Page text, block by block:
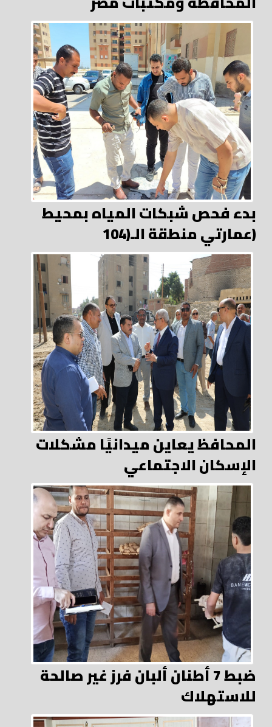
بدء فحص شبكات المياه بمحيط
عمارتي منطقة الـ(104)
المحافظ يعاين ميدانيًا مشكلات
الإسكان الاجتماعي
ضبط 7 أطنان ألبان فرز غير صالحة
للاستهلاك